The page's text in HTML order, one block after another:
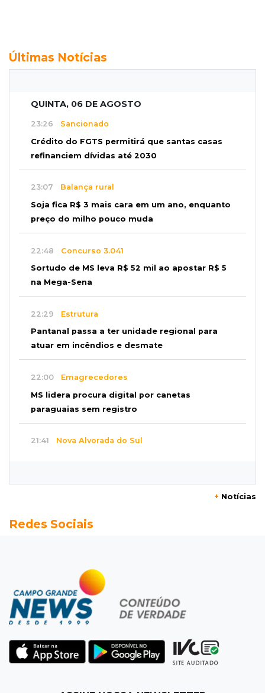
Últimas Notícias
QUINTA, 06 DE AGOSTO
23:26 Sancionado
Crédito do FGTS permitirá que santas casas
refinanciem dívidas até 2030
23:07 Balança rural
Soja fica R$ 3 mais cara em um ano, enquanto
preço do milho pouco muda
22:48 Concurso 3.041
Sortudo de MS leva R$ 52 mil ao apostar R$ 5
na Mega-Sena
22:29 Estrutura
Pantanal passa a ter unidade regional para
atuar em incêndios e desmate
22:00 Emagrecedores
MS lidera procura digital por canetas
paraguaias sem registro
21:41 Nova Alvorada do Sul
Inter perde para o Corinthians mas avança às
Vitória goleia Athletico-PR por 4 a 0 e avança
às quartas da Copa do Brasil
Foragido por roubo morre baleado em
confronto com policiais militares
+ Notícias
Redes Sociais